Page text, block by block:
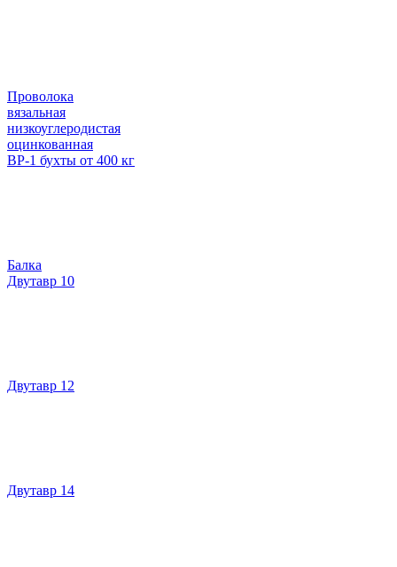
Проволока
вязальная
низкоуглеродистая
оцинкованная
ВР-1 бухты от 400 кг
Балка
Двутавр 10
Двутавр 12
Двутавр 14